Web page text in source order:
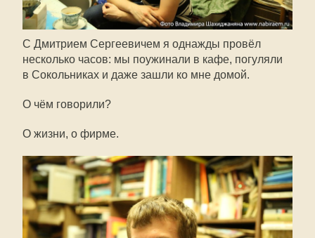
С Дмитрием Сергеевичем я однажды провёл
несколько часов: мы поужинали в кафе, погуляли
в Сокольниках и даже зашли ко мне домой.
О чём говорили?
О жизни, о фирме.